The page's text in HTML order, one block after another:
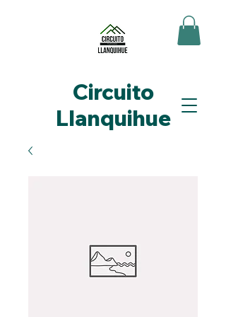
Circuito
Llanquihue